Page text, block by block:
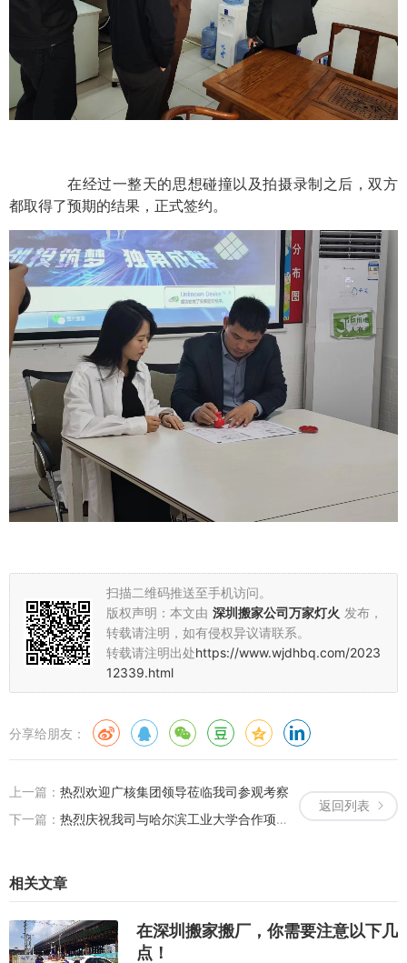
在经过一整天的思想碰撞以及拍摄录制之后，双方
都取得了预期的结果，正式签约。
扫描二维码推送至手机访问。
版权声明：本文由 深圳搬家公司万家灯火 发布，
转载请注明，如有侵权异议请联系。
转载请注明出处https://www.wjdhbq.com/2023
12339.html
分享给朋友：
返回列表
上一篇： 热烈欢迎广核集团领导莅临我司参观考察
下一篇： 热烈庆祝我司与哈尔滨工业大学合作项目全面开展
相关文章
在深圳搬家搬厂，你需要注意以下几
点！